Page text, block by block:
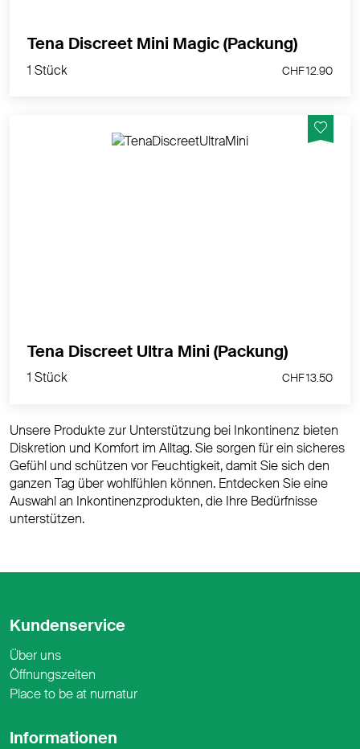
1 Stück
Tena Discreet Mini Magic (Packung)
1 Stück CHF 12.90
1 Stück
Tena Discreet Ultra Mini (Packung)
1 Stück CHF 13.50
Unsere Produkte zur Unterstützung bei Inkontinenz bieten
Diskretion und Komfort im Alltag. Sie sorgen für ein sicheres
Gefühl und schützen vor Feuchtigkeit, damit Sie sich den
ganzen Tag über wohlfühlen können. Entdecken Sie eine
Auswahl an Inkontinenzprodukten, die Ihre Bedürfnisse
unterstützen.
Kundenservice
Über uns
Öffnungszeiten
Place to be at nurnatur
Informationen